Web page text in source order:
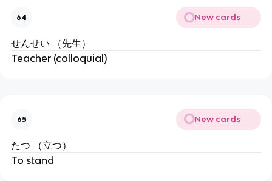
64 New cards
せんせい （先生）
Teacher (colloquial)
65 New cards
たつ （立つ）
To stand